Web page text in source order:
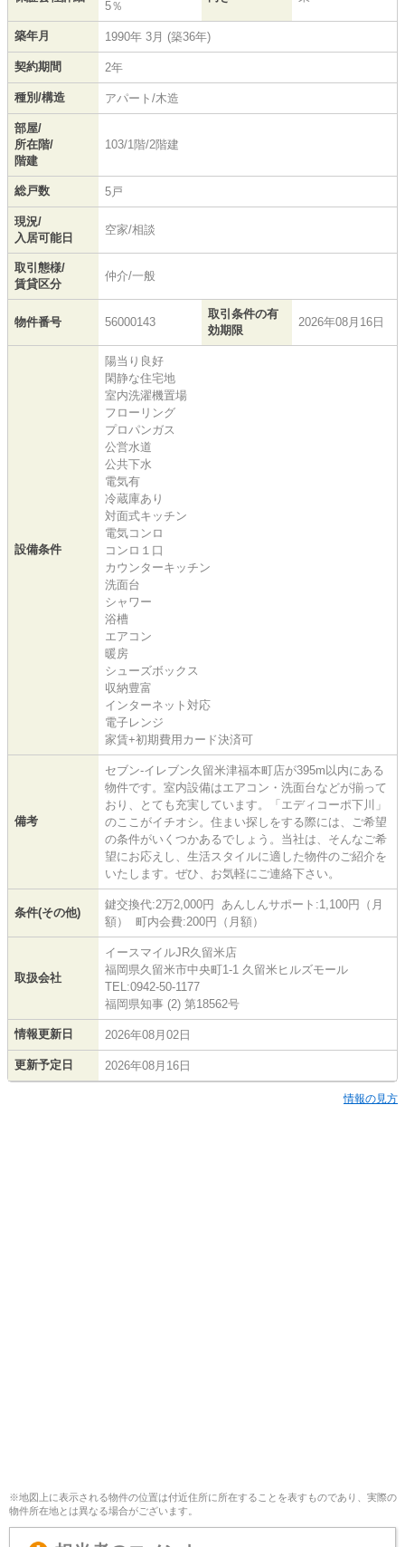
5％
築年月 1990年 3月 (築36年)
契約期間 2年
種別/構造 アパート/木造
部屋/
所在階/
階建
103/1階/2階建
総戸数 5戸
現況/
入居可能日
空家/相談
取引態様/
賃貸区分
仲介/一般
物件番号 56000143
取引条件の有
効期限
2026年08月16日
設備条件
陽当り良好
閑静な住宅地
室内洗濯機置場
フローリング
プロパンガス
公営水道
公共下水
電気有
冷蔵庫あり
対面式キッチン
電気コンロ
コンロ１口
カウンターキッチン
洗面台
シャワー
浴槽
エアコン
暖房
シューズボックス
収納豊富
インターネット対応
電子レンジ
家賃+初期費用カード決済可
備考
セブン-イレブン久留米津福本町店が395m以内にある
物件です。室内設備はエアコン・洗面台などが揃って
おり、とても充実しています。「エディコーポ下川」
のここがイチオシ。住まい探しをする際には、ご希望
の条件がいくつかあるでしょう。当社は、そんなご希
望にお応えし、生活スタイルに適した物件のご紹介を
いたします。ぜひ、お気軽にご連絡下さい。
条件(その他)
鍵交換代:2万2,000円 あんしんサポート:1,100円（月
額） 町内会費:200円（月額）
取扱会社
イースマイルJR久留米店
福岡県久留米市中央町1-1 久留米ヒルズモール
TEL:0942-50-1177
福岡県知事 (2) 第18562号
情報更新日 2026年08月02日
更新予定日 2026年08月16日
情報の見方
※地図上に表示される物件の位置は付近住所に所在することを表すものであり、実際の
物件所在地とは異なる場合がございます。